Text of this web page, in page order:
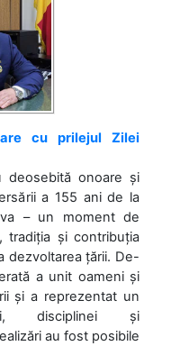
cu prilejul Zilei
deosebită onoare și
a 155 ani de la
– un moment de
tradiția și contribuția
dezvoltarea țării. De-
a unit oameni și
și a reprezentat un
disciplinei și
au fost posibile